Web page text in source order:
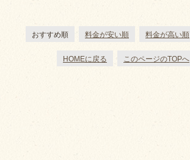
料金が高い順
料金が安い順
おすすめ順
このページのTOPへ
HOMEに戻る